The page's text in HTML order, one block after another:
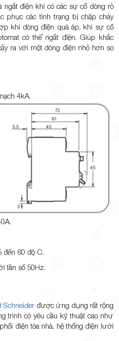
ngắt điện khi có các sự cố dòng rò
phục các tình trạng bị chập cháy
khi dòng điện quá áp, khi sự cố
có thể ngắt điện. Giúp khắc
ra với một dòng điện nhỏ hơn so
4kA.
đến 60 độ C.
tần số 50Hz.
Schneiderđược ứng dụng rất rộng
trình có yêu cầu kỹ thuật cao như
điện tòa nhà, hệ thống điện lưới